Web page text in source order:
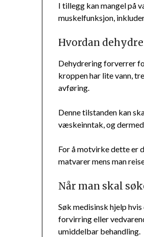
I tillegg kan mangel på
muskelfunksjon,
Hvordan
Dehydrering forverrer
kroppen har lite vann,
avføring.
Denne tilstanden kan
væskeinntak, og
For å motvirke dette er
matvarer mens man
Når man skal
Søk medisinsk hjelp
forvirring eller
umiddelbar behandling.